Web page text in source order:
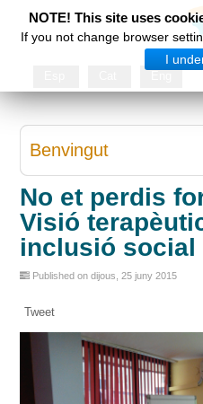
NOTE! This site uses
If you not change browser
I
Benvingut
No et perdis
Visió
inclusió social
Published on dijous, 25 juny 2015
Tweet